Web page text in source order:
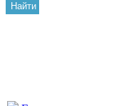
Найти